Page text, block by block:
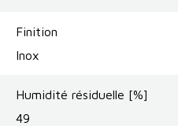
Finition
Inox
Humidité résiduelle [%]
49